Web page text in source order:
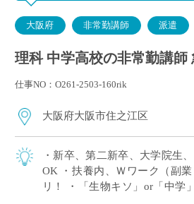
大阪府 非常勤講師 派遣
理科 中学高校の非常勤講師
仕事NO：O261-2503-160rik
大阪府大阪市住之江区
・新卒、第二新卒、大学院生
OK ・扶養内、Ｗワーク（副
リ！ ・「生物キソ」or「中学